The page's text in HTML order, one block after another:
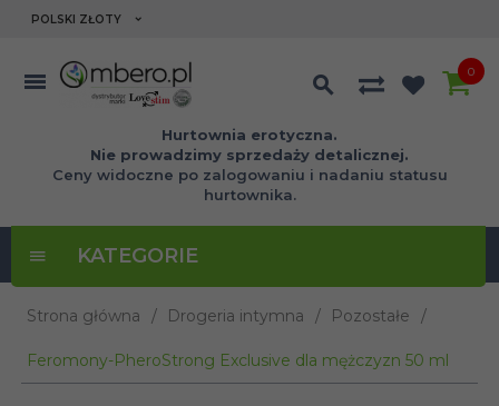
currency_h
POLSKI ZŁOTY
Hurtownia erotyczna.
Nie prowadzimy sprzedaży detalicznej.
Ceny widoczne po zalogowaniu i nadaniu statusu
hurtownika.
0
KATEGORIE
Strona główna Drogeria intymna Pozostałe
Feromony-PheroStrong Exclusive dla mężczyzn 50 ml